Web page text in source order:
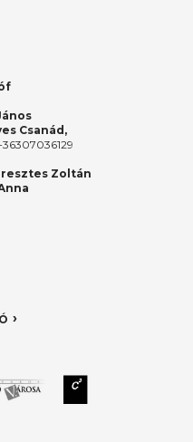
Csanád,
Zoltán